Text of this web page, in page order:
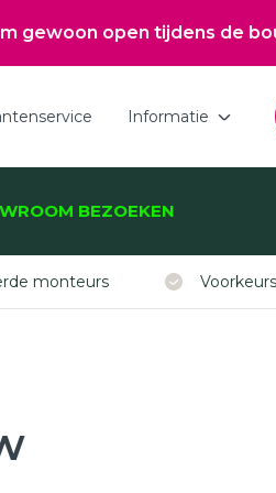
open tijdens de bouwvak,
Informatie
BEZOEKEN
monteurs
-deuren,